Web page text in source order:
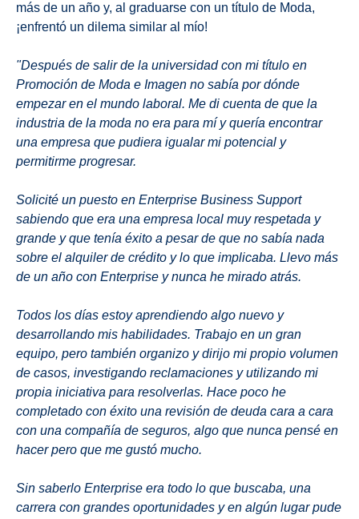
más de un año y, al graduarse con un título de Moda,
¡enfrentó un dilema similar al mío!
"Después de salir de la universidad con mi título en
Promoción de Moda e Imagen no sabía por dónde
empezar en el mundo laboral. Me di cuenta de que la
industria de la moda no era para mí y quería encontrar
una empresa que pudiera igualar mi potencial y
permitirme progresar.
Solicité un puesto en Enterprise Business Support
sabiendo que era una empresa local muy respetada y
grande y que tenía éxito a pesar de que no sabía nada
sobre el alquiler de crédito y lo que implicaba. Llevo más
de un año con Enterprise y nunca he mirado atrás.
Todos los días estoy aprendiendo algo nuevo y
desarrollando mis habilidades. Trabajo en un gran
equipo, pero también organizo y dirijo mi propio volumen
de casos, investigando reclamaciones y utilizando mi
propia iniciativa para resolverlas. Hace poco he
completado con éxito una revisión de deuda cara a cara
con una compañía de seguros, algo que nunca pensé en
hacer pero que me gustó mucho.
Sin saberlo Enterprise era todo lo que buscaba, una
carrera con grandes oportunidades y en algún lugar pude